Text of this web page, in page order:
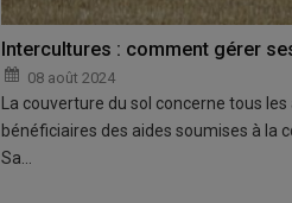
Intercultures : comment gérer
08 août 2024
La couverture du sol concerne tous
bénéficiaires des aides soumises à la
Sa…